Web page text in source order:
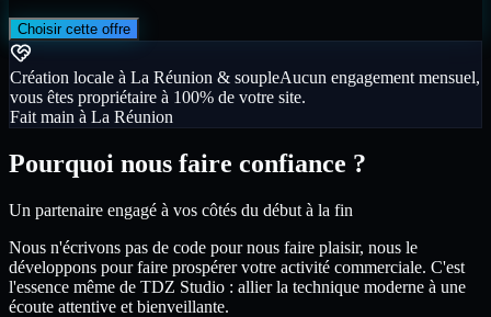
Choisir cette offre
Création locale à La Réunion & soupleAucun engagement mensuel,
vous êtes propriétaire à 100% de votre site.
Fait main à La Réunion
Pourquoi nous faire confiance ?
Un partenaire engagé à vos côtés du début à la fin
Nous n'écrivons pas de code pour nous faire plaisir, nous le
développons pour faire prospérer votre activité commerciale. C'est
l'essence même de TDZ Studio : allier la technique moderne à une
écoute attentive et bienveillante.